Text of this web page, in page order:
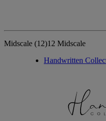
Midscale (12)12 Midscale
Handwritten